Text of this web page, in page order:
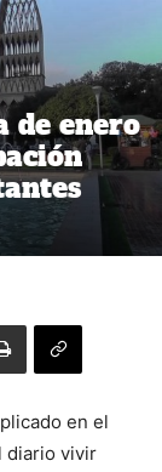
de enero
en el
diario vivir